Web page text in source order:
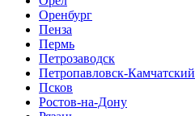
Оренбург
Пенза
Пермь
Петрозаводск
Петропавловск-Камчатский
Псков
Ростов-на-Дону